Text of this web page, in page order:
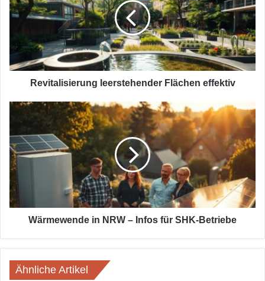
effektiv
Revitalisierung leerstehender Flächen effektiv
Wärmewende
–
Infos
für
SHK-
Betriebe
Wärmewende in NRW – Infos für SHK-Betriebe
Ähnliche Artikel